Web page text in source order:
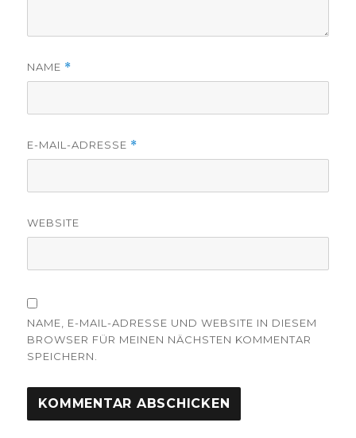
NAME *
E-MAIL-ADRESSE *
WEBSITE
NAME, E-MAIL-ADRESSE UND WEBSITE IN DIESEM
BROWSER FÜR MEINEN NÄCHSTEN KOMMENTAR
SPEICHERN.